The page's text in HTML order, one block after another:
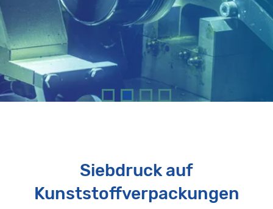
Siebdruck auf
Kunststoffverpackungen